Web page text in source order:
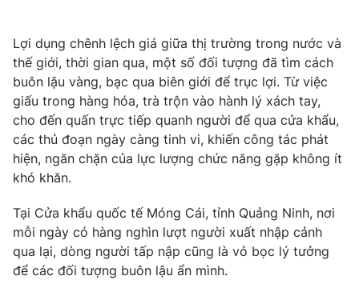
Thế giới đó đây
Câu chuyện quốc tế
Tài chính
Thị trường
Góc doanh nghiệp
Dữ liệu và đời sống
Truyền hình
Phim VTV
Hậu trường
Nhân vật
Khán giả
Giải sao mai
Giải trí
Âm nhạc
Sao
Đời sống
Du lịch
Làm đẹp
Giáo dục
Lợi dụng chênh lệch giá giữa thị trường trong nước và
thế giới, thời gian qua, một số đối tượng đã tìm cách
buôn lậu vàng, bạc qua biên giới để trục lợi. Từ việc
giấu trong hàng hóa, trà trộn vào hành lý xách tay,
cho đến quấn trực tiếp quanh người để qua cửa khẩu,
các thủ đoạn ngày càng tinh vi, khiến công tác phát
hiện, ngăn chặn của lực lượng chức năng gặp không ít
khó khăn.
Tại Cửa khẩu quốc tế Móng Cái, tỉnh Quảng Ninh, nơi
mỗi ngày có hàng nghìn lượt người xuất nhập cảnh
qua lại, dòng người tấp nập cũng là vỏ bọc lý tưởng
để các đối tượng buôn lậu ẩn mình.